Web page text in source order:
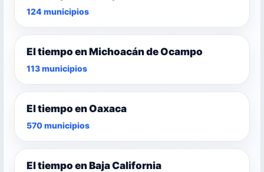
124 municipios
El tiempo en Michoacán de Ocampo
113 municipios
El tiempo en Oaxaca
570 municipios
El tiempo en Baja California